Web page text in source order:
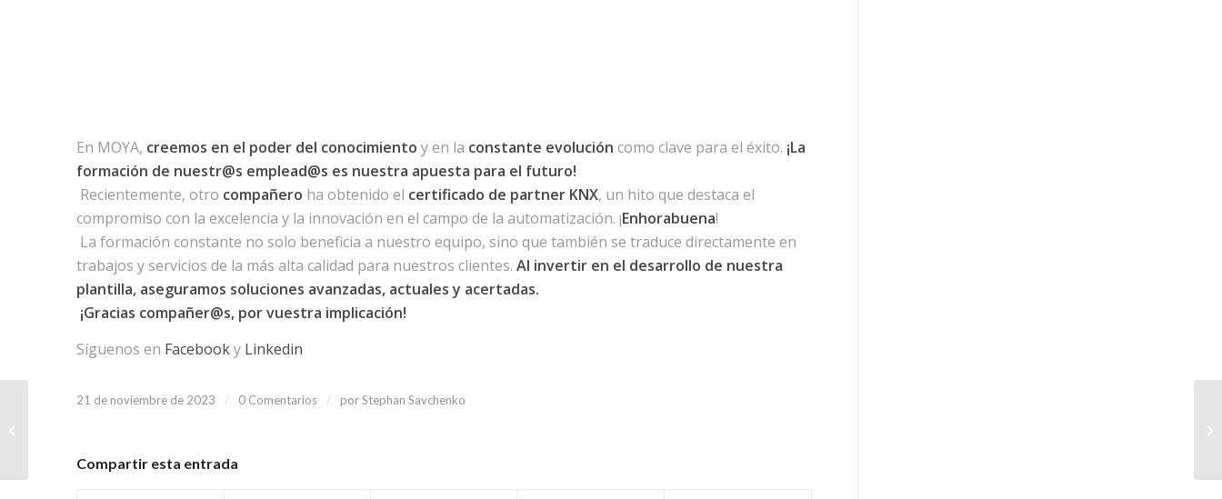
En MOYA, creemos en el poder del conocimiento y en la constante evolución como clave para el éxito. ¡La
formación de nuestr@s emplead@s es nuestra apuesta para el futuro!
Recientemente, otro compañero ha obtenido el certificado de partner KNX, un hito que destaca el
compromiso con la excelencia y la innovación en el campo de la automatización. ¡Enhorabuena!
La formación constante no solo beneficia a nuestro equipo, sino que también se traduce directamente en
trabajos y servicios de la más alta calidad para nuestros clientes. Al invertir en el desarrollo de nuestra
plantilla, aseguramos soluciones avanzadas, actuales y acertadas.
¡Gracias compañer@s, por vuestra implicación!
Síguenos en Facebooky Linkedin
21 de noviembre de 2023 / 0 Comentarios / porStephan Savchenko
Compartir esta entrada